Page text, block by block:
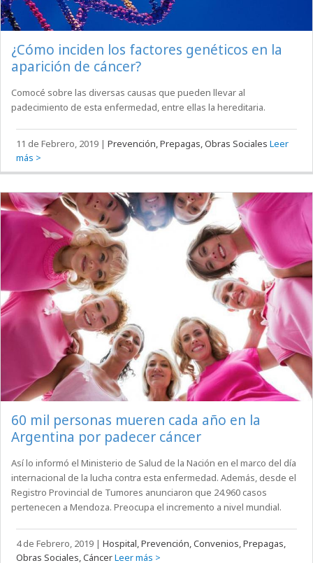
¿Cómo inciden los factores genéticos en la
aparición de cáncer?
Comocé sobre las diversas causas que pueden llevar al
padecimiento de esta enfermedad, entre ellas la hereditaria.
11 de Febrero, 2019 |Prevención, Prepagas, Obras Sociales Leer
más >
60 mil personas mueren cada año en la
Argentina por padecer cáncer
Así lo informó el Ministerio de Salud de la Nación en el marco del día
internacional de la lucha contra esta enfermedad. Además, desde el
Registro Provincial de Tumores anunciaron que 24.960 casos
pertenecen a Mendoza. Preocupa el incremento a nivel mundial.
4 de Febrero, 2019 |Hospital, Prevención, Convenios, Prepagas,
Obras Sociales, CáncerLeer más >